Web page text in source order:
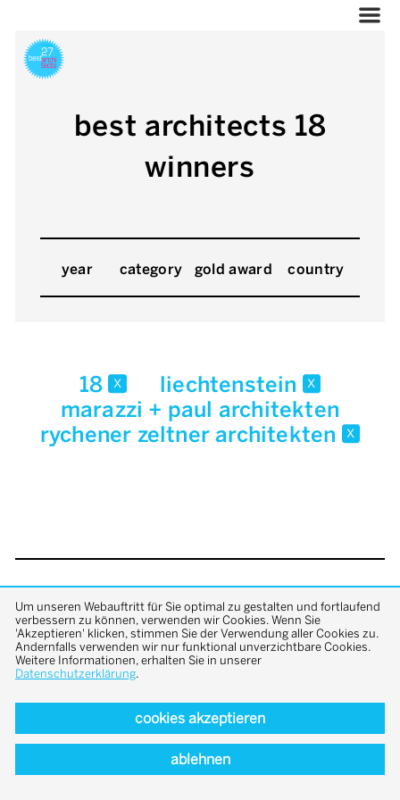
best architects 18
winners
year category gold award country
18 x liechtenstein x
marazzi + paul architekten
rychener zeltner architekten
x
back to top
Um unseren Webauftritt für Sie optimal zu gestalten und fortlaufend
verbessern zu können, verwenden wir Cookies. Wenn Sie
'Akzeptieren' klicken, stimmen Sie der Verwendung aller Cookies zu.
Andernfalls verwenden wir nur funktional unverzichtbare Cookies.
Weitere Informationen, erhalten Sie in unserer
Datenschutzerklärung.
cookies akzeptieren
ablehnen